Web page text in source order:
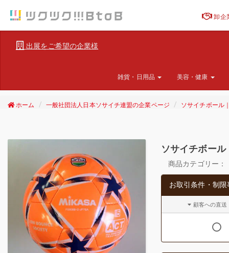
卸企
出展をご希望の企業様
雑貨・日用品 美容・健康
ホーム 一般社団法人日本ソサイチ連盟の企業ページ ソサイチボール
ソサイチボー
商品カテゴリー：
お取引条件・制限
顧客への直送